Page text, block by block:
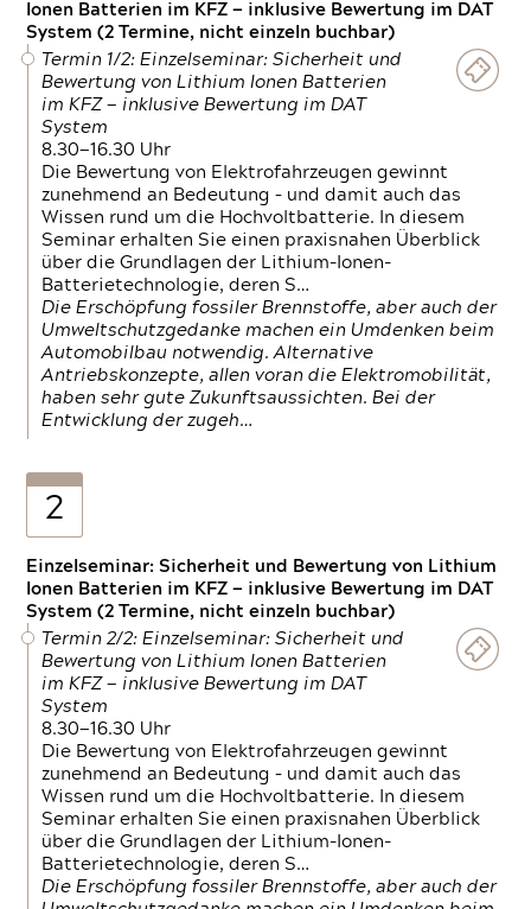
Ionen Batterien im KFZ — inklusive Bewertung im DAT
System (2 Termine, nicht einzeln buchbar)
Termin 1/2: Einzelseminar: Sicherheit und
Bewertung von Lithium Ionen Batterien
im KFZ — inklusive Bewertung im DAT
System
8.30—16.30 Uhr
Die Bewertung von Elektrofahrzeugen gewinnt
zunehmend an Bedeutung – und damit auch das
Wissen rund um die Hochvoltbatterie. In diesem
Seminar erhalten Sie einen praxisnahen Überblick
über die Grundlagen der Lithium-Ionen-
Batterietechnologie, deren S…
Die Erschöpfung fossiler Brennstoffe, aber auch der
Umweltschutzgedanke machen ein Umdenken beim
Automobilbau notwendig. Alternative
Antriebskonzepte, allen voran die Elektromobilität,
haben sehr gute Zukunftsaussichten. Bei der
Entwicklung der zugeh…
2
Einzelseminar: Sicherheit und Bewertung von Lithium
Ionen Batterien im KFZ — inklusive Bewertung im DAT
System (2 Termine, nicht einzeln buchbar)
Termin 2/2: Einzelseminar: Sicherheit und
Bewertung von Lithium Ionen Batterien
im KFZ — inklusive Bewertung im DAT
System
8.30—16.30 Uhr
Die Bewertung von Elektrofahrzeugen gewinnt
zunehmend an Bedeutung – und damit auch das
Wissen rund um die Hochvoltbatterie. In diesem
Seminar erhalten Sie einen praxisnahen Überblick
über die Grundlagen der Lithium-Ionen-
Batterietechnologie, deren S…
Die Erschöpfung fossiler Brennstoffe, aber auch der